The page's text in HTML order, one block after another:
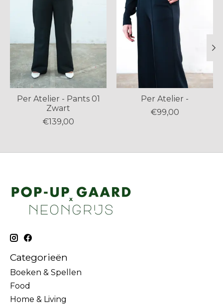
Per Atelier - Pants 01
Zwart
€139,00
Per Atelier -
€99,00
Categorieën
Boeken & Spellen
Food
Home & Living